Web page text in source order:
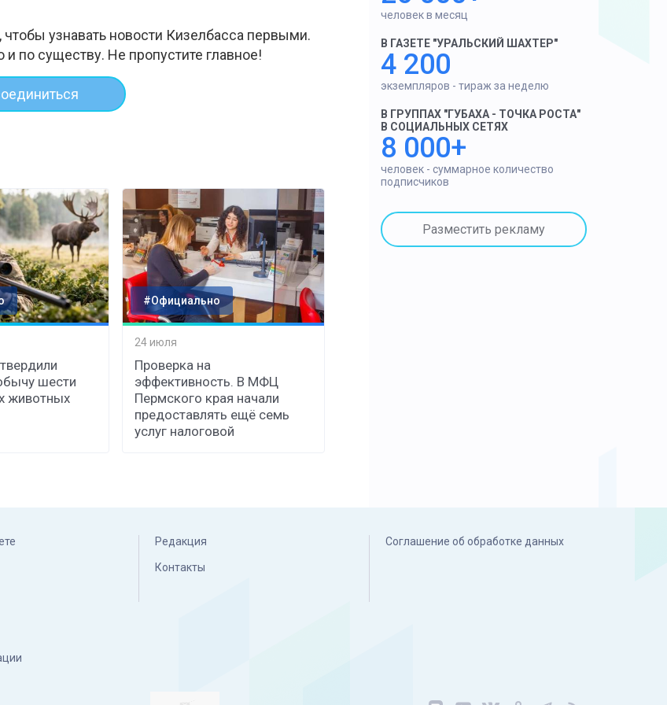
узнавать новости Кизелбасса первыми.
по существу. Не пропустите главное!
шести
животных
#Официально
24 июля
Проверка на
эффективность. В МФЦ
Пермского края начали
предоставлять ещё семь
услуг налоговой
человек в месяц
В ГАЗЕТЕ "УРАЛЬСКИЙ ШАХТЕР"
4 200
экземпляров - тираж за неделю
В ГРУППАХ "ГУБАХА - ТОЧКА РОСТА"
В СОЦИАЛЬНЫХ СЕТЯХ
8 000+
человек - суммарное количество
подписчиков
Разместить рекламу
Редакция
Контакты
Соглашение об обработке данных